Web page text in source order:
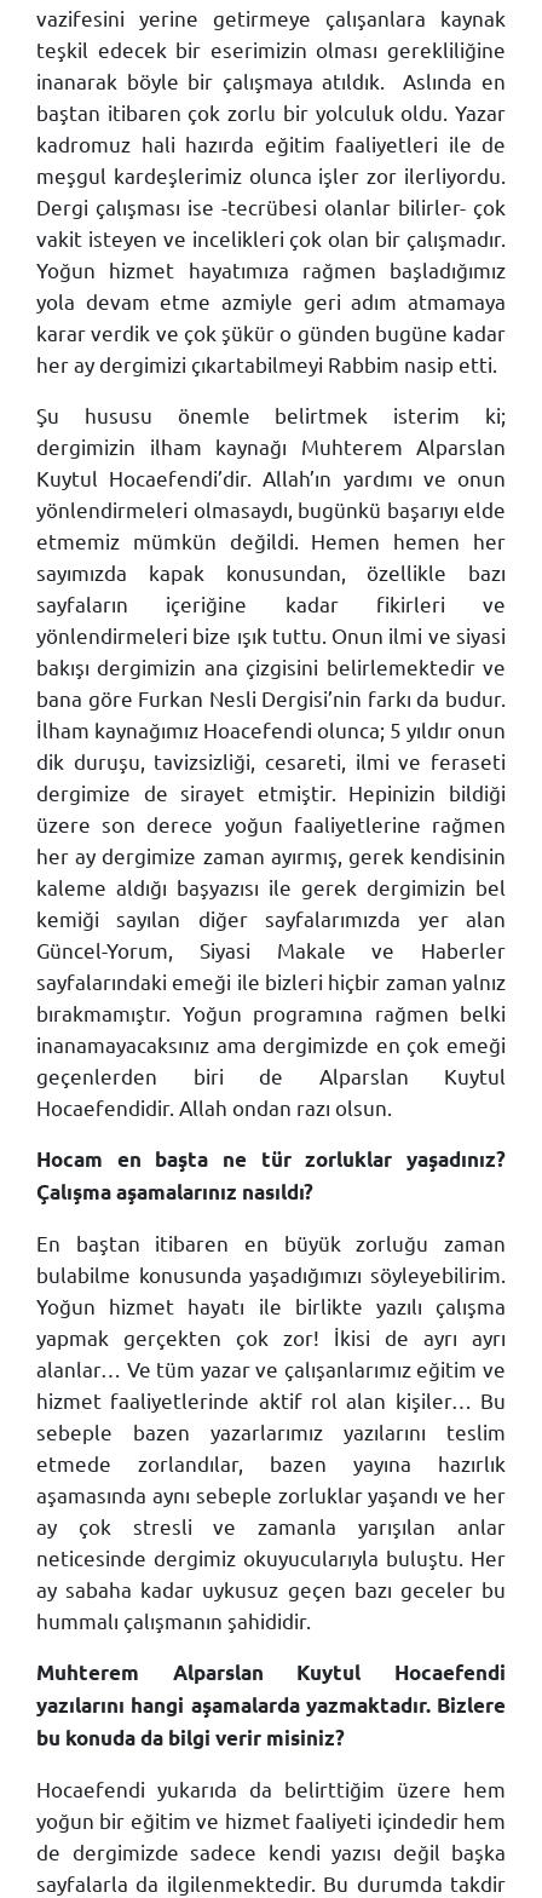
vazifesini yerine getirmeye çalışanlara kaynak
teşkil edecek bir eserimizin olması gerekliliğine
inanarak böyle bir çalışmaya atıldık. Aslında en
baştan itibaren çok zorlu bir yolculuk oldu. Yazar
kadromuz hali hazırda eğitim faaliyetleri ile de
meşgul kardeşlerimiz olunca işler zor ilerliyordu.
Dergi çalışması ise -tecrübesi olanlar bilirler- çok
vakit isteyen ve incelikleri çok olan bir çalışmadır.
Yoğun hizmet hayatımıza rağmen başladığımız
yola devam etme azmiyle geri adım atmamaya
karar verdik ve çok şükür o günden bugüne kadar
her ay dergimizi çıkartabilmeyi Rabbim nasip etti.
Şu hususu önemle belirtmek isterim ki;
dergimizin ilham kaynağı Muhterem Alparslan
Kuytul Hocaefendi’dir. Allah’ın yardımı ve onun
yönlendirmeleri olmasaydı, bugünkü başarıyı elde
etmemiz mümkün değildi. Hemen hemen her
sayımızda kapak konusundan, özellikle bazı
sayfaların içeriğine kadar fikirleri ve
yönlendirmeleri bize ışık tuttu. Onun ilmi ve siyasi
bakışı dergimizin ana çizgisini belirlemektedir ve
bana göre Furkan Nesli Dergisi’nin farkı da budur.
İlham kaynağımız Hoacefendi olunca; 5 yıldır onun
dik duruşu, tavizsizliği, cesareti, ilmi ve feraseti
dergimize de sirayet etmiştir. Hepinizin bildiği
üzere son derece yoğun faaliyetlerine rağmen
her ay dergimize zaman ayırmış, gerek kendisinin
kaleme aldığı başyazısı ile gerek dergimizin bel
kemiği sayılan diğer sayfalarımızda yer alan
Güncel-Yorum, Siyasi Makale ve Haberler
sayfalarındaki emeği ile bizleri hiçbir zaman yalnız
bırakmamıştır. Yoğun programına rağmen belki
inanamayacaksınız ama dergimizde en çok emeği
geçenlerden biri de Alparslan Kuytul
Hocaefendidir. Allah ondan razı olsun.
Hocam en başta ne tür zorluklar yaşadınız?
Çalışma aşamalarınız nasıldı?
En baştan itibaren en büyük zorluğu zaman
bulabilme konusunda yaşadığımızı söyleyebilirim.
Yoğun hizmet hayatı ile birlikte yazılı çalışma
yapmak gerçekten çok zor! İkisi de ayrı ayrı
alanlar… Ve tüm yazar ve çalışanlarımız eğitim ve
hizmet faaliyetlerinde aktif rol alan kişiler… Bu
sebeple bazen yazarlarımız yazılarını teslim
etmede zorlandılar, bazen yayına hazırlık
aşamasında aynı sebeple zorluklar yaşandı ve her
ay çok stresli ve zamanla yarışılan anlar
neticesinde dergimiz okuyucularıyla buluştu. Her
ay sabaha kadar uykusuz geçen bazı geceler bu
hummalı çalışmanın şahididir.
Muhterem Alparslan Kuytul Hocaefendi
yazılarını hangi aşamalarda yazmaktadır. Bizlere
bu konuda da bilgi verir misiniz?
Hocaefendi yukarıda da belirttiğim üzere hem
yoğun bir eğitim ve hizmet faaliyeti içindedir hem
de dergimizde sadece kendi yazısı değil başka
sayfalarla da ilgilenmektedir. Bu durumda takdir